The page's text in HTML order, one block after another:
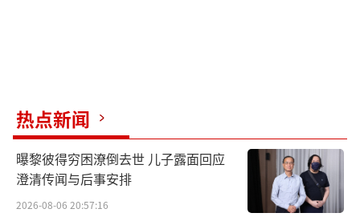
热点新闻
曝黎彼得穷困潦倒去世 儿子露面回应
澄清传闻与后事安排
2026-08-06 20:57:16